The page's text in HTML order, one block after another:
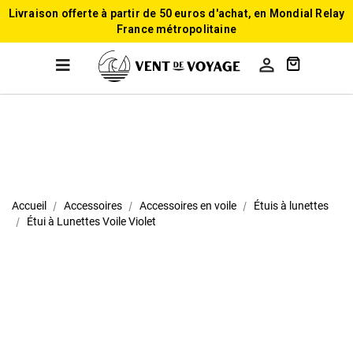
Livraison offerte à partir de 50 euros d'achat, en Mondial Relay
France métropolitaine

Accueil Accessoires Accessoires en voile
Étuis à lunettes
Étui à Lunettes Voile Violet